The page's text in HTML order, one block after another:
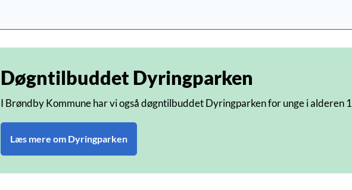
Døgntilbuddet Dyringparken
I Brøndby Kommune har vi også døgntilbuddet Dyringparken for unge i alderen
Læs mere om Dyringparken